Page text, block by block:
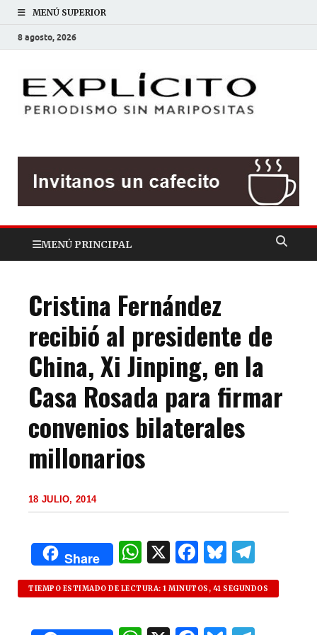
MENÚ SUPERIOR
8 agosto, 2026
MENÚ PRINCIPAL
Cristina Fernández
recibió al presidente de
China, Xi Jinping, en la
Casa Rosada para firmar
convenios bilaterales
millonarios
18 JULIO, 2014
Share
W
h
at
s
X F
a
c
e
B
lu
es
k
el
e
TIEMPO ESTIMADO DE LECTURA: 1 MINUTOS, 41 SEGUNDOS